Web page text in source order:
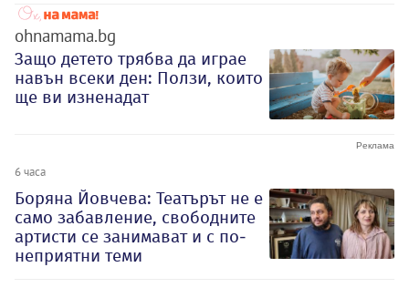
ohnamama.bg
Защо детето трябва да играе
навън всеки ден: Ползи, които
ще ви изненадат
6 часа
Боряна Йовчева: Театърът не е
само забавление, свободните
артисти се занимават и с по-
неприятни теми